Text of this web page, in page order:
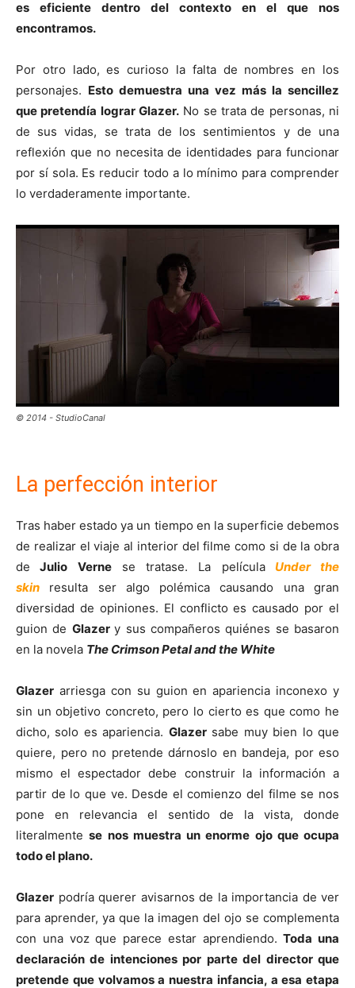
es eficiente dentro del contexto en el que nos
encontramos.
Por otro lado, es curioso la falta de nombres en los
personajes. Esto demuestra una vez más la sencillez
que pretendía lograr Glazer. No se trata de personas, ni
de sus vidas, se trata de los sentimientos y de una
reflexión que no necesita de identidades para funcionar
por sí sola. Es reducir todo a lo mínimo para comprender
lo verdaderamente importante.
© 2014 - StudioCanal
La perfección interior
Tras haber estado ya un tiempo en la superficie debemos
de realizar el viaje al interior del filme como si de la obra
de Julio Vernese tratase. La película
Under the
skin
resulta ser algo polémica causando una gran
diversidad de opiniones. El conflicto es causado por el
guion de Glazery sus compañeros quiénes se basaron
en la novela The Crimson Petal and the White
Glazer arriesga con su guion en apariencia inconexo y
sin un objetivo concreto, pero lo cierto es que como he
dicho, solo es apariencia. Glazersabe muy bien lo que
quiere, pero no pretende dárnoslo en bandeja, por eso
mismo el espectador debe construir la información a
partir de lo que ve. Desde el comienzo del filme se nos
pone en relevancia el sentido de la vista, donde
literalmentese nos muestra un enorme ojo que ocupa
todo el plano.
Glazer podría querer avisarnos de la importancia de ver
para aprender, ya que la imagen del ojo se complementa
con una voz que parece estar aprendiendo.Toda una
declaración de intenciones por parte del director que
pretende que volvamos a nuestra infancia, a esa etapa